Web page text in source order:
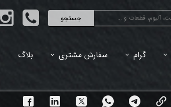
جستجو
گرام سفارش مشتری بلاگ